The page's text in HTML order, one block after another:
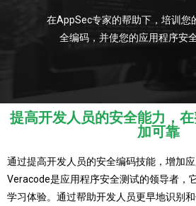
在AppSec专家的帮助下，培训您
全编码，并使您的应用程序安
提高开发人员的安全能力，
加可靠
通过提高开发人员的安全编码技能，增加应
Veracode是应用程序安全测试的领导者，
学习体验。通过帮助开发人员更早地识别